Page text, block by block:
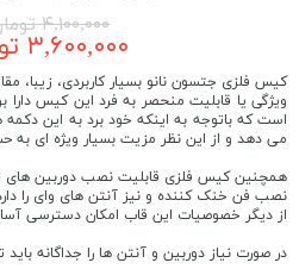
۴,۱۰۰,۰۰۰ تومان
۳,۶۰۰,۰۰۰ تومان
کیس فلزی جتسون نانو بسیار کاربردی، زیبا،
ویژگی یا قابلیت منحصر به فرد این کیس
است که باتوجه به اینکه خود برد به این دکمه
می دهد و از این نظر مزیت بسیار ویژه ای به
همچنین کیس فلزی قابلیت نصب دوربین های
نصب فن خنک کننده و نیز آنتن های وای را
از دیگر خصوصیات این قاب امکان دسترسی
در صورت نیاز دوربین و آنتن ها را جداگانه باید